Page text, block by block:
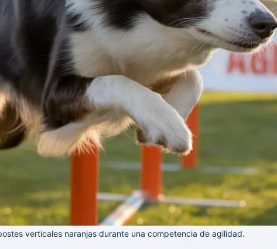
verticales naranjas durante una competencia de agilidad.